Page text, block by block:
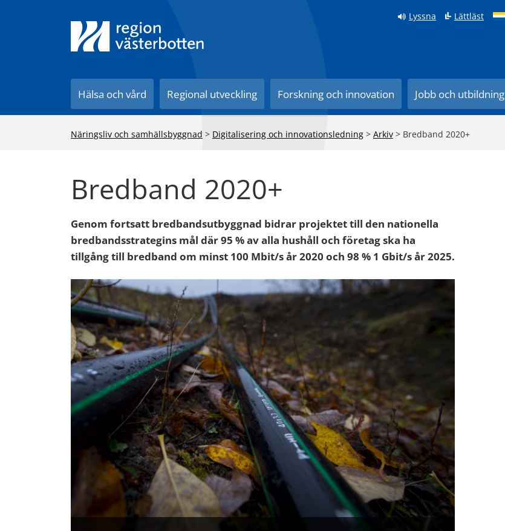
Lyssna Lättläst
Hälsa och vård Regional utveckling Forskning och innovation Jobb och utbildning
Näringsliv och samhällsbyggnad > Digitalisering och innovationsledning > Arkiv > Bredband 2020+
Bredband 2020+
Genom fortsatt bredbandsutbyggnad bidrar projektet till den nationella
bredbandsstrategins mål där 95 % av alla hushåll och företag ska ha
tillgång till bredband om minst 100 Mbit/s år 2020 och 98 % 1 Gbit/s år 2025.